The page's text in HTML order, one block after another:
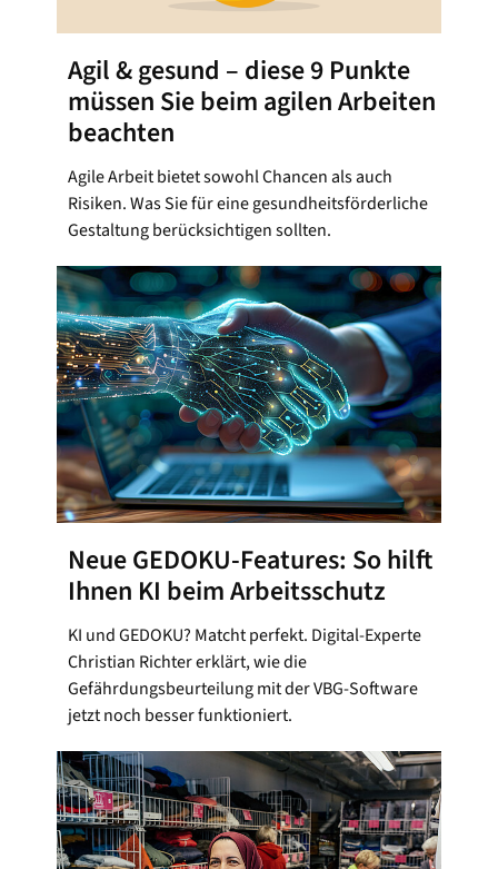
Agil & gesund – diese 9 Punkte
müssen Sie beim agilen Arbeiten
beachten
Agile Arbeit bietet sowohl Chancen als auch
Risiken. Was Sie für eine gesundheitsförderliche
Gestaltung berücksichtigen sollten.
Neue GEDOKU-Features: So hilft
Ihnen KI beim Arbeitsschutz
KI und GEDOKU? Matcht perfekt. Digital-Experte
Christian Richter erklärt, wie die
Gefährdungsbeurteilung mit der VBG-Software
jetzt noch besser funktioniert.